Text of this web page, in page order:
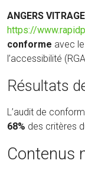
ANGERS
https://
conforme avec
l’accessibilité
Résultats
L’audit de
68% des critères
Contenus